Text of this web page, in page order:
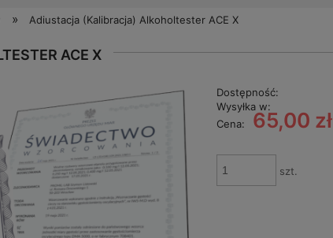
» Adiustacja (Kalibracja) Alkoholtester ACE X
ACE X
Dostępność:
Wysyłka w:
Cena:
65,00 zł
szt.